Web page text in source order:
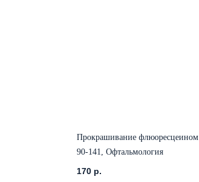
Прокрашивание флюоресцеином
90-141, Офтальмология
170 р.